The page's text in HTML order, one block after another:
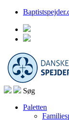
Søg
Paletten